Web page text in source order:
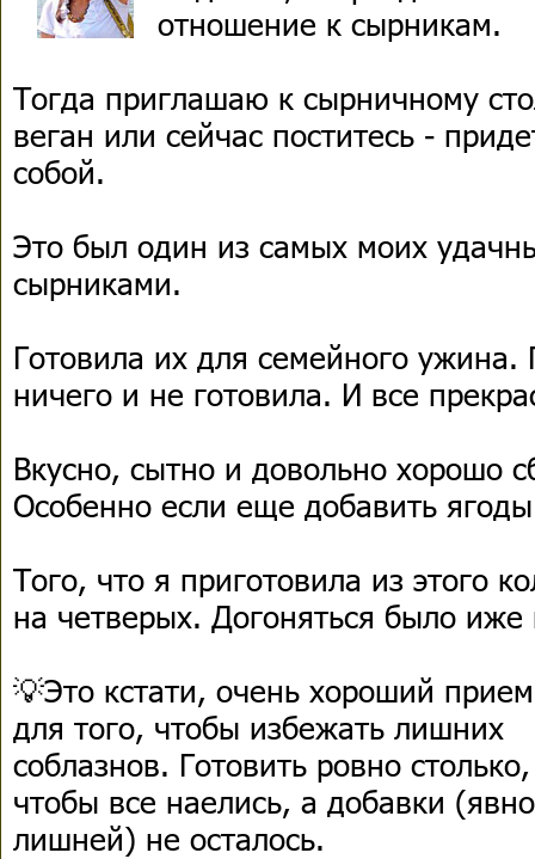
отношение к сырникам.
Тогда приглашаю к сырничному
веган или сейчас поститесь -
собой.
Это был один из самых моих
сырниками.
Готовила их для семейного
ничего и не готовила. И все
Вкусно, сытно и довольно хорошо
Особенно если еще добавить
Того, что я приготовила из этого
на четверых. Догоняться было
💡Это кстати, очень хороший прием
для того, чтобы избежать лишних
соблазнов. Готовить ровно столько,
чтобы все наелись, а добавки (явно
лишней) не осталось.